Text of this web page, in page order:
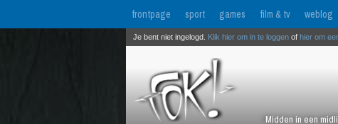
frontpage sport games film & tv weblog
Midden in een
Je bent niet ingelogd. Klik hier om in te loggen of hier om